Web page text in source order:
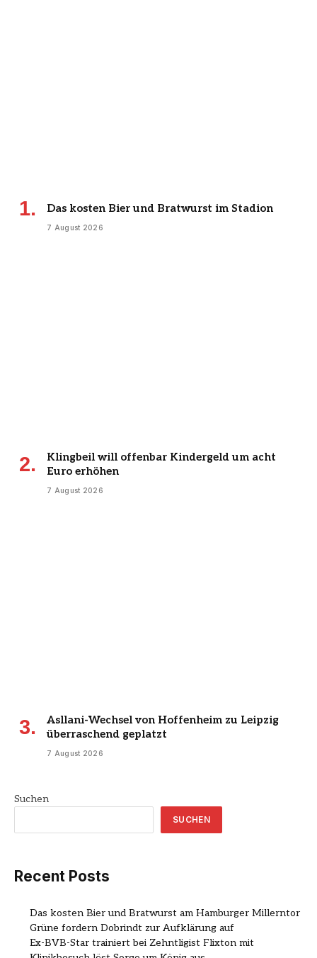
Das kosten Bier und Bratwurst im Stadion
7 August 2026
Klingbeil will offenbar Kindergeld um acht
Euro erhöhen
7 August 2026
Asllani-Wechsel von Hoffenheim zu Leipzig
überraschend geplatzt
7 August 2026
Suchen
SUCHEN
Recent Posts
Das kosten Bier und Bratwurst am Hamburger Millerntor
Grüne fordern Dobrindt zur Aufklärung auf
Ex-BVB-Star trainiert bei Zehntligist Flixton mit